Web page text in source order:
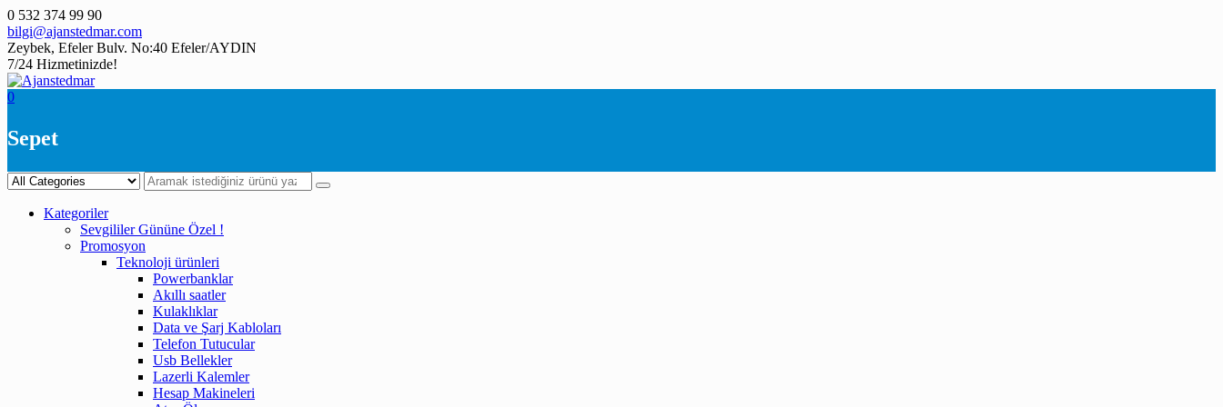
Skip
to
content
0 532 374 99 90
bilgi@ajanstedmar.com
Zeybek, Efeler Bulv. No:40 Efeler/AYDIN
7/24 Hizmetinizde!
0
Sepet
Kategoriler
Sevgililer Gününe Özel !
Promosyon
Teknoloji ürünleri
Powerbanklar
Akıllı saatler
Kulaklıklar
Data ve Şarj Kabloları
Telefon Tutucular
Usb Bellekler
Lazerli Kalemler
Hesap Makineleri